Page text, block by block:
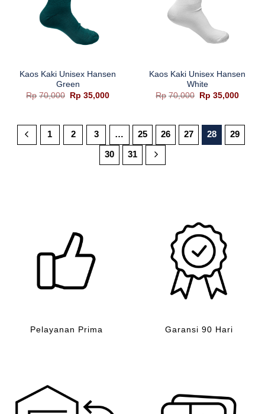
Kaos Kaki Unisex Hansen
Green
Rp 70,000
Harga
aslinya
Rp 35,000Harga
Rp35,000.
Kaos Kaki Unisex Hansen
White
Rp 70,000
Harga
aslinya
Rp 35,000Harga
1 2 3 … 25 26 27 28
29
30
31
Pelayanan Prima Garansi 90 Hari